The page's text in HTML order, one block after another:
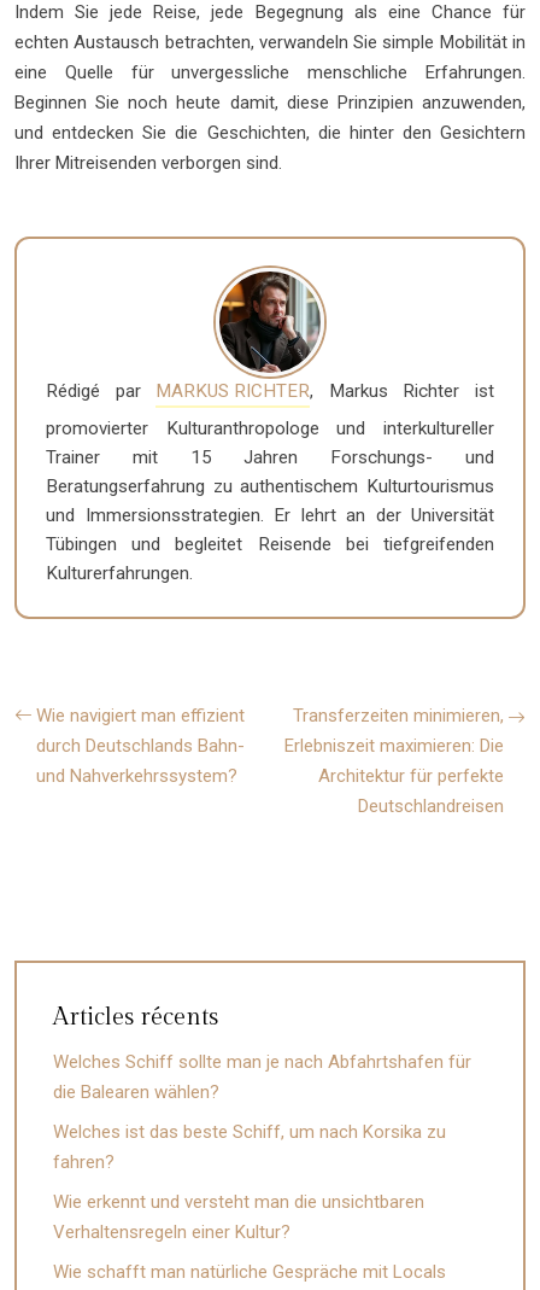
Indem Sie jede Reise, jede Begegnung als eine Chance für
echten Austausch betrachten, verwandeln Sie simple Mobilität in
eine Quelle für unvergessliche menschliche Erfahrungen.
Beginnen Sie noch heute damit, diese Prinzipien anzuwenden,
und entdecken Sie die Geschichten, die hinter den Gesichtern
Ihrer Mitreisenden verborgen sind.
Rédigé par MARKUS RICHTER, Markus Richter ist
promovierter Kulturanthropologe und interkultureller
Trainer mit 15 Jahren Forschungs- und
Beratungserfahrung zu authentischem Kulturtourismus
und Immersionsstrategien. Er lehrt an der Universität
Tübingen und begleitet Reisende bei tiefgreifenden
Kulturerfahrungen.
Wie navigiert man effizient
durch Deutschlands Bahn-
und Nahverkehrssystem?
Transferzeiten minimieren,
Erlebniszeit maximieren: Die
Architektur für perfekte
Deutschlandreisen
Articles récents
Welches Schiff sollte man je nach Abfahrtshafen für
die Balearen wählen?
Welches ist das beste Schiff, um nach Korsika zu
fahren?
Wie erkennt und versteht man die unsichtbaren
Verhaltensregeln einer Kultur?
Wie schafft man natürliche Gespräche mit Locals